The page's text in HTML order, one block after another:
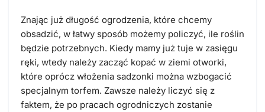
Znając już długość ogrodzenia, które chcemy
obsadzić, w łatwy sposób możemy policzyć, ile roślin
będzie potrzebnych. Kiedy mamy już tuje w zasięgu
ręki, wtedy należy zacząć kopać w ziemi otworki,
które oprócz włożenia sadzonki można wzbogacić
specjalnym torfem. Zawsze należy liczyć się z
faktem, że po pracach ogrodniczych zostanie